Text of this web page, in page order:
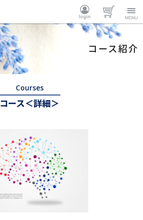
Menu
カート
ログイ
コース紹介
Courses
コース＜詳細＞